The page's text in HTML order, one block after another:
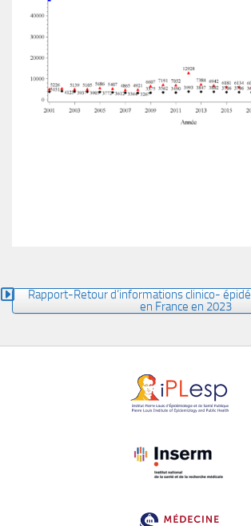
Rapport-Retour d’informations clinico-
en France en 2023